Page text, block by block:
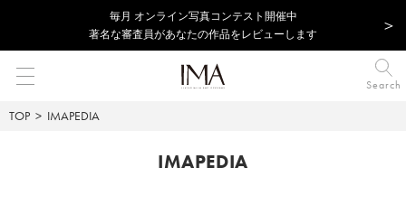
毎⽉ オンライン写真コンテスト開催中
著名な審査員があなたの作品をレビューします
Search
TOP IMAPEDIA
IMAPEDIA